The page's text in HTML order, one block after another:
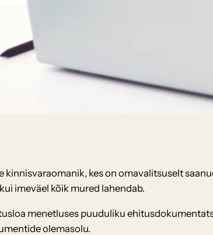
kes on omavalitsuselt
imeväel kõik mured lahendab.
menetluses puuduliku
olemasolu.